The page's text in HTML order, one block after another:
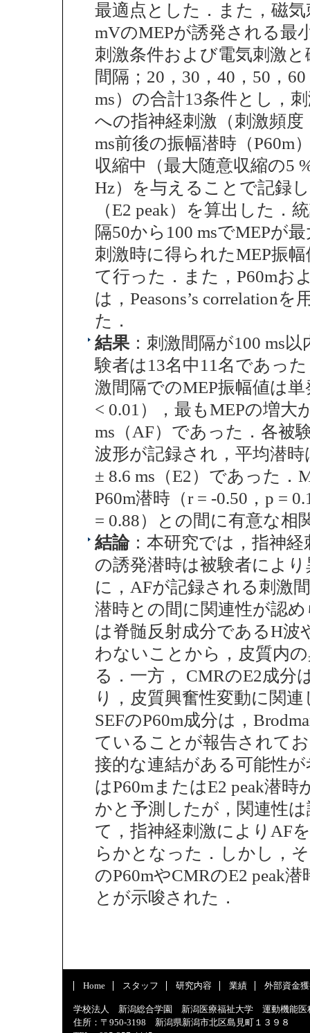
最適点とした．また，磁
mVのMEPが誘発される最
刺激条件および電気刺激
間隔；20，30，40，50，
ms）の合計13条件とし，
への指神経刺激（刺激頻
ms前後の振幅潜時（P60m
収縮中（最大随意収縮の5
Hz）を与えることで記録
（E2 peak）を算出した．
隔50から100 msでMEPが
刺激時に得られたMEP振幅
て行った．また，P60mお
は，Peasons’s correlation
た．
結果 ：刺激間隔が100 ms
験者は13名中11名であっ
激間隔でのMEP振幅値は
< 0.01），最もMEPの増大
ms（AF）であった．各被
波形が記録され，平均潜時
± 8.6 ms（E2）であった
P60m潜時（r = -0.50，p =
= 0.88）との間に有意な相
結論：本研究では，指神
の誘発潜時は被験者によ
に，AFが記録される刺激
潜時との間に関連性が認
は脊髄反射成分であるH波
わないことから，皮質内
る．一方， CMRのE2成分
り，皮質興奮性変動に関
SEFのP60m成分は，
ていることが報告されて
接的な連結がある可能性
はP60mまたはE2 peak潜
かと予測したが，関連性
て，指神経刺激によりAF
らかとなった．しかし，
のP60mやCMRのE2 peak
とが示唆された．
Home スタッフ 研究内容 業績 外部資金
学校法人 新潟総合学園 新潟医療福祉大学 運動機能医
住所：〒950-3198 新潟県新潟市北区島見町１３９８